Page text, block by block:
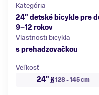
Kategória
24" detské bicykle pre
9–12 rokov
Vlastnosti bicykla
s prehadzovačkou
Veľkosť
24"
128 - 145 cm